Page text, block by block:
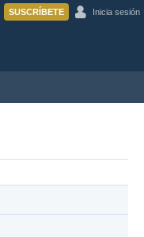
SUSCRÍBETE Inicia sesión